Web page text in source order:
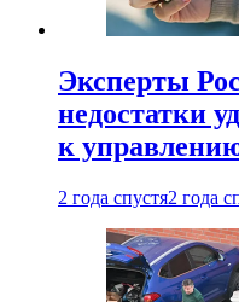
Эксперты
недостатки
к
2 года спустя2 года